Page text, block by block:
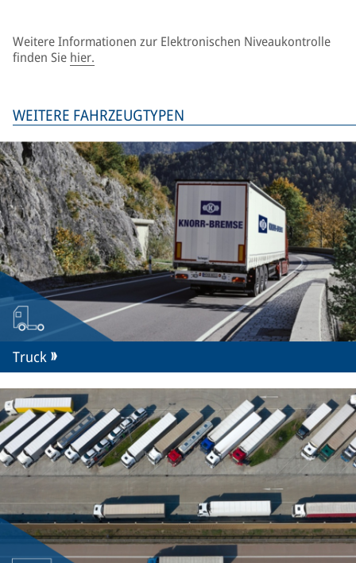
Weitere Informationen zur Elektronischen Niveaukontrolle
finden Sie hier.
WEITERE FAHRZEUGTYPEN
Truck